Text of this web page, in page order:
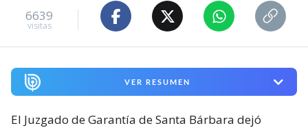
6639
visitas
VER RESUMEN
El Juzgado de Garantía de Santa Bárbara dejó